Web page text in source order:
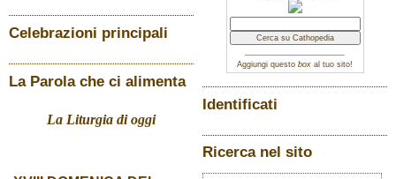
Celebrazioni principali
La Parola che ci alimenta
La Liturgia di oggi
Aggiungi questo box al tuo sito!
Identificati
Ricerca nel sito